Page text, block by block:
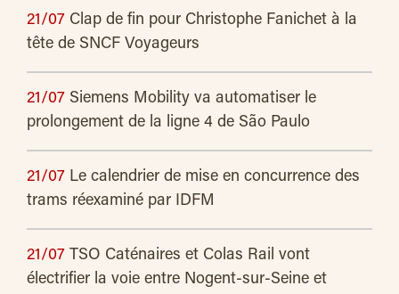
21/07 Clap de fin pour Christophe Fanichet à la
tête de SNCF Voyageurs
21/07 Siemens Mobility va automatiser le
prolongement de la ligne 4 de São Paulo
21/07 Le calendrier de mise en concurrence des
trams réexaminé par IDFM
21/07 TSO Caténaires et Colas Rail vont
électrifier la voie entre Nogent-sur-Seine et